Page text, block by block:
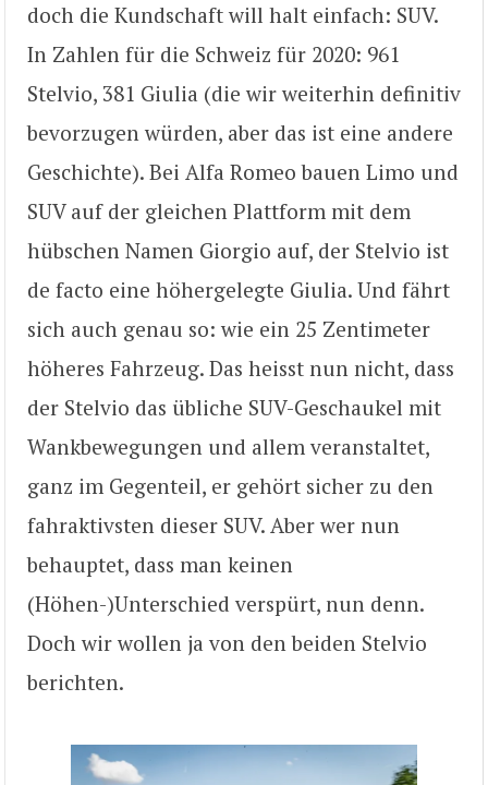
doch die Kundschaft will halt einfach: SUV.
In Zahlen für die Schweiz für 2020: 961
Stelvio, 381 Giulia (die wir weiterhin definitiv
bevorzugen würden, aber das ist eine andere
Geschichte). Bei Alfa Romeo bauen Limo und
SUV auf der gleichen Plattform mit dem
hübschen Namen Giorgio auf, der Stelvio ist
de facto eine höhergelegte Giulia. Und fährt
sich auch genau so: wie ein 25 Zentimeter
höheres Fahrzeug. Das heisst nun nicht, dass
der Stelvio das übliche SUV-Geschaukel mit
Wankbewegungen und allem veranstaltet,
ganz im Gegenteil, er gehört sicher zu den
fahraktivsten dieser SUV. Aber wer nun
behauptet, dass man keinen
(Höhen-)Unterschied verspürt, nun denn.
Doch wir wollen ja von den beiden Stelvio
berichten.